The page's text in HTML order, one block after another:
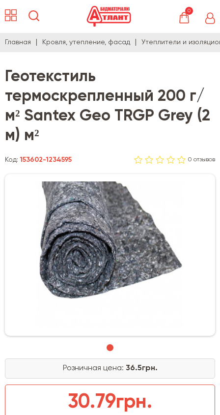
0
Главная Кровля, утепление, фасад Утеплители и
Геотекстиль
термоскрепленный 200 г/
м² Santex Geo TRGP Grey (2
м) м²
Код:153602-1234595 0 отзывов
Розничная цена: 36.5грн.
30.79грн.